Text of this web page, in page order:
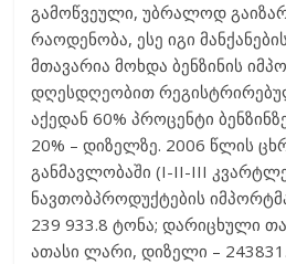
გამოწვეული, უბრალოდ
რაოდენობა, ესე იგი
მთავარია მოხდა ბენზინის
დღესდღეობით
აქედან 60% პროცენტი
20% – დიზელზე. 2006 წლის
განმავლობაში (I-II-III
ნავთობპროდუქტების
239 933.8 ტონა; დარიცხული
ათასი ლარი, დიზელი –